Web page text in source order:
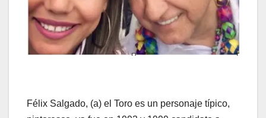
Félix Salgado, (a) el Toro es un personaje típico,